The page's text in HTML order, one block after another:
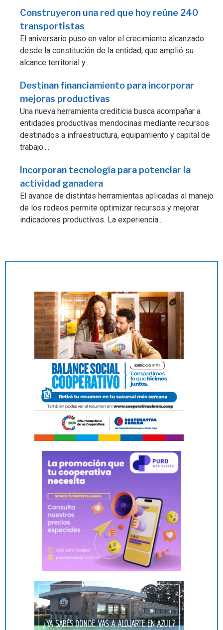
Construyeron una red que hoy reúne 240
transportistas
El aniversario puso en valor el crecimiento alcanzado
desde la constitución de la entidad, que amplió su
alcance territorial y...
Destinan financiamiento para incorporar
mejoras productivas
Una nueva herramienta crediticia busca acompañar a
entidades productivas mendocinas mediante recursos
destinados a infraestructura, equipamiento y capital de
trabajo....
Incorporan tecnología para potenciar la
actividad ganadera
El avance de distintas herramientas aplicadas al manejo
de los rodeos permite optimizar recursos y mejorar
indicadores productivos. La experiencia...